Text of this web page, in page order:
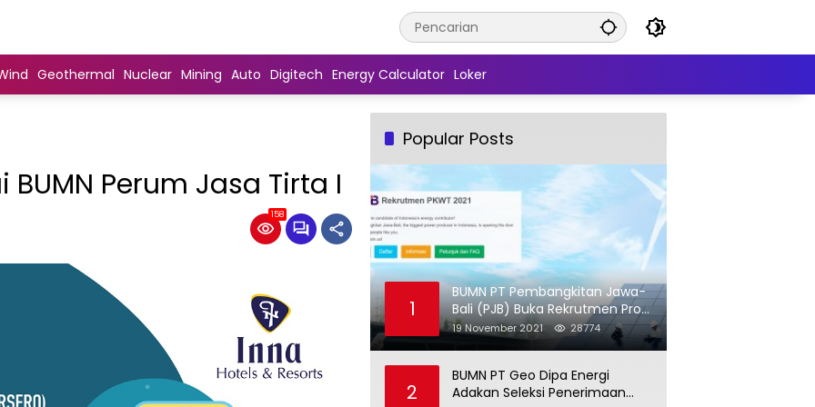
Geothermal Nuclear Mining Auto Digitech Energy Calculator Loker
Perum Jasa Tirta I
158
Popular Posts
1
BUMN PT Pembangkitan Jawa-
Bali (PJB) Buka Rekrutmen Pro
Hire (PKWT)
19 November 2021 28774
2
BUMN PT Geo Dipa Energi
Adakan Seleksi Penerimaan